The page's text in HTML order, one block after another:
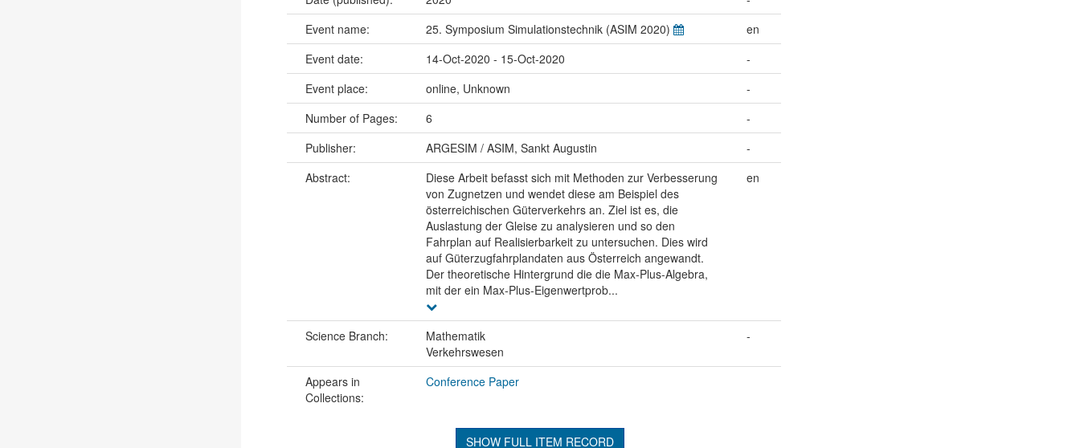
Event name:
25. Symposium Simulationstechnik (ASIM 2020)
en
Event date:
14-Oct-2020 - 15-Oct-2020
-
Event place:
online, Unknown
-
Number of Pages:
6
-
Publisher:
ARGESIM / ASIM, Sankt Augustin
-
Abstract:
Diese Arbeit befasst sich mit Methoden zur Verbesserung
von Zugnetzen und wendet diese am Beispiel des
österreichischen Güterverkehrs an. Ziel ist es, die
Auslastung der Gleise zu analysieren und so den
Fahrplan auf Realisierbarkeit zu untersuchen. Dies wird
auf Güterzugfahrplandaten aus Österreich angewandt.
Der theoretische Hintergrund die die Max-Plus-Algebra,
mit der ein Max-Plus-Eigenwertprob...
en
Science Branch:
Mathematik
Verkehrswesen
-
Appears in
Collections:
Conference Paper
SHOW FULL ITEM RECORD